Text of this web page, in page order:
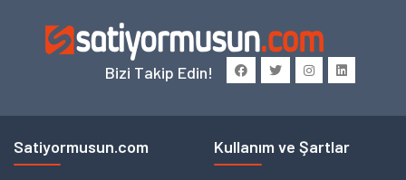
Bizi Takip Edin!
Satiyormusun.com Kullanım ve Şartlar